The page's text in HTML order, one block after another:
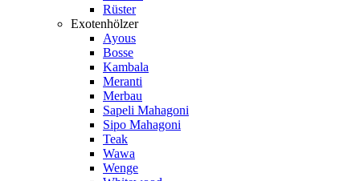
Rüster
Exotenhölzer
Ayous
Bosse
Kambala
Meranti
Merbau
Sapeli Mahagoni
Sipo Mahagoni
Teak
Wawa
Wenge